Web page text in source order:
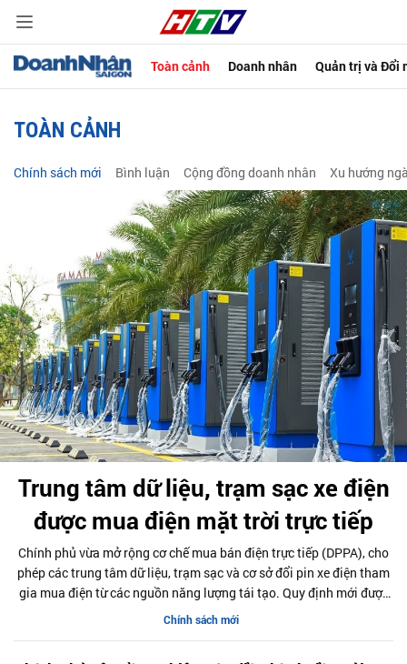
Toàn cảnh Doanh nhân Quản trị và Đổi
TOÀN CẢNH
Chính sách mới Bình luận Cộng đồng doanh nhân Xu hướng
Trung tâm dữ liệu, trạm sạc xe điện
được mua điện mặt trời trực tiếp
Chính phủ vừa mở rộng cơ chế mua bán điện trực tiếp (DPPA), cho
phép các trung tâm dữ liệu, trạm sạc và cơ sở đổi pin xe điện tham
gia mua điện từ các nguồn năng lượng tái tạo. Quy định mới được
kỳ vọng thúc đẩy sử dụng điện xanh, đáp ứng nhu cầu ngày càng
Chính sách mới